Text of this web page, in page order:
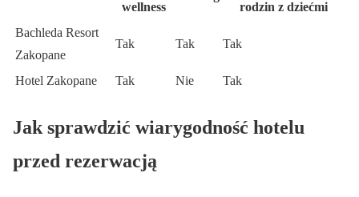
wellness
rodzin z dziećmi
Bachleda Resort
Zakopane
Tak Tak Tak
Hotel Zakopane Tak Nie Tak
Jak sprawdzić wiarygodność hotelu
przed rezerwacją